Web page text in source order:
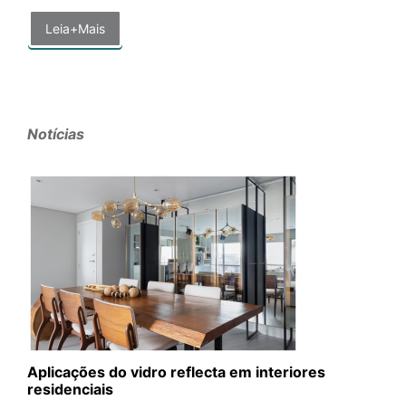
Leia+Mais
Notícias
Aplicações do vidro reflecta em interiores
residenciais